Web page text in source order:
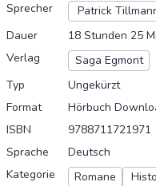
Sprecher
Patrick
Dauer
18 Stunden 25
Verlag
Saga Egmont
Typ
Ungekürzt
Format
Hörbuch
ISBN
9788711721971
Sprache
Deutsch
Kategorie
Romane